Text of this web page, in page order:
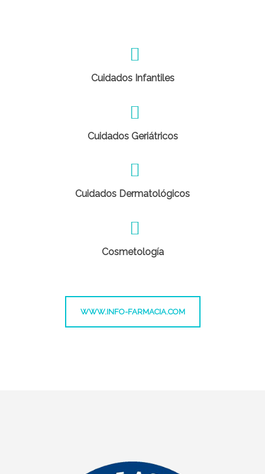
Cuidados Infantiles
Cuidados Geriátricos
Cuidados Dermatológicos
Cosmetología
WWW.INFO-FARMACIA.COM